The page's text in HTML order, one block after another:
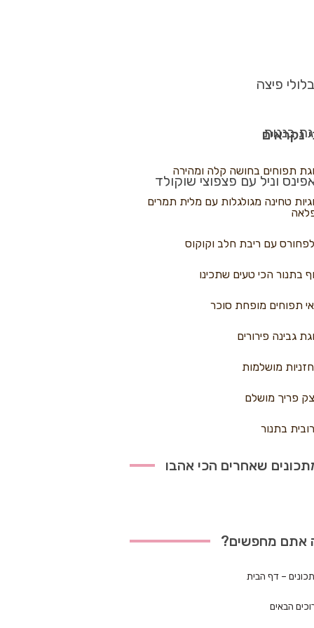
פיצה
בננות
וניל עם פצפוצי שוקולד
נקראים
תפוחים בחושה קלה ומהירה
טחינה מגולגלות עם מלית תמרים
עם ריבת חלב וקוקוס
בתנור הכי טעים שתכינו
תפוחים מופחת סוכר
גבינה פירורים
מושלמות
פריך מושלם
בתנור
שאחרים הכי אהבו
אתם מחפשים?
– דף הבית
הבאים